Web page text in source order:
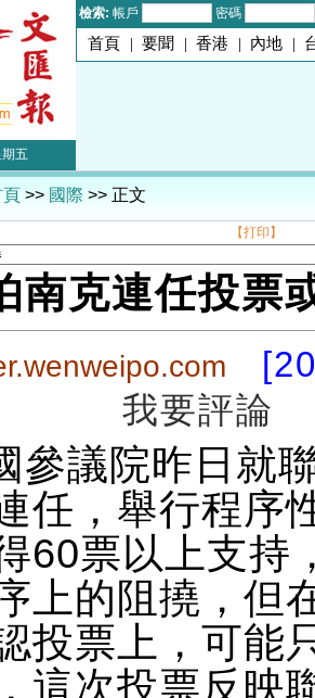
檢索: 帳戶 密碼
首頁 | 要聞 | 香港 | 內地 |
五
頁 >> 國際 >> 正文
【打印】
南克連任投票
我要評論
議院昨日就
任，舉行程序
60票以上支持
上的阻撓，但
投票上，可能
這次投票反映